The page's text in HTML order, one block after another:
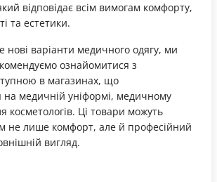
відповідає всім вимогам комфорту,
та естетики.
нові варіанти медичного одягу, ми
ознайомитися з
в магазинах, що
на медичній уніформі, медичному
косметологів. Ці товари можуть
не лише комфорт, але й професійний
вигляд.